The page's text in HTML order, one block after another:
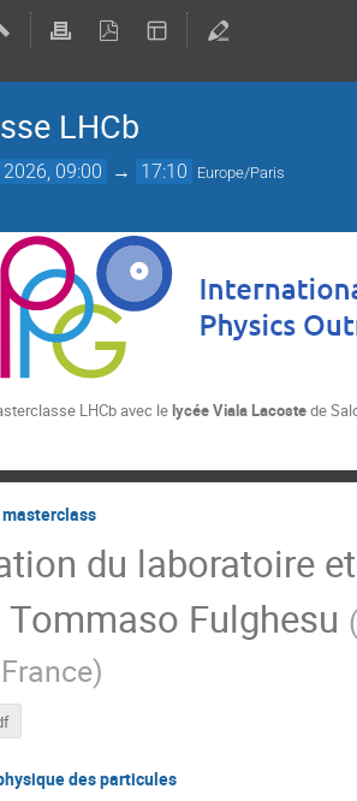
LHCb
09:00 → 17:10 Europe/Paris
LHCb avec lelycée Viala Lacostede
du laboratoire
Tommaso Fulghesu
)
des particules